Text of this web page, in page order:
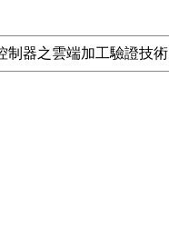
制器之雲端加工驗證技術